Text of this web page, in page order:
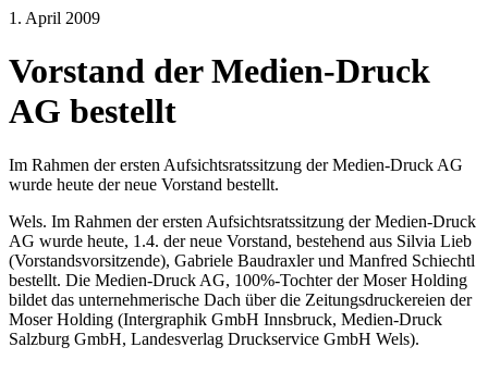
1. April 2009
Vorstand der Medien-Druck
AG bestellt
Im Rahmen der ersten Aufsichtsratssitzung der Medien-Druck AG
wurde heute der neue Vorstand bestellt.
Wels. Im Rahmen der ersten Aufsichtsratssitzung der Medien-Druck
AG wurde heute, 1.4. der neue Vorstand, bestehend aus Silvia Lieb
(Vorstandsvorsitzende), Gabriele Baudraxler und Manfred Schiechtl
bestellt. Die Medien-Druck AG, 100%-Tochter der Moser Holding
bildet das unternehmerische Dach über die Zeitungsdruckereien der
Moser Holding (Intergraphik GmbH Innsbruck, Medien-Druck
Salzburg GmbH, Landesverlag Druckservice GmbH Wels).